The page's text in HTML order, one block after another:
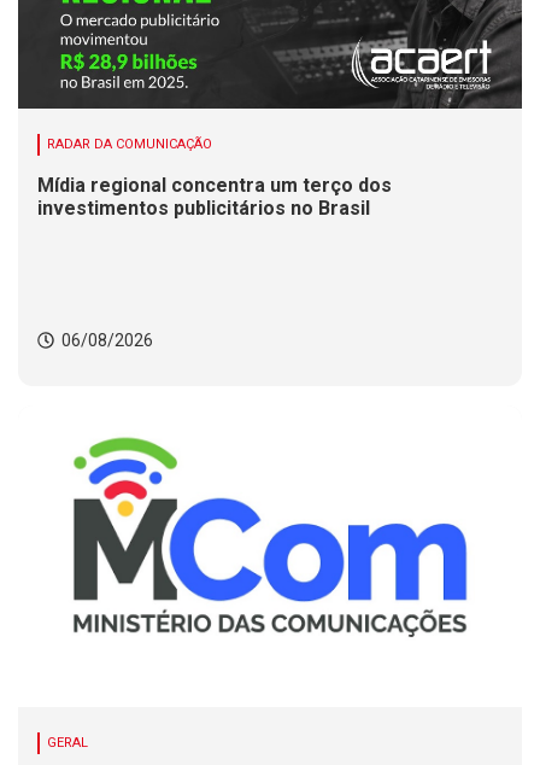
RADAR DA COMUNICAÇÃO
Mídia regional concentra um terço dos
investimentos publicitários no Brasil
06/08/2026
GERAL